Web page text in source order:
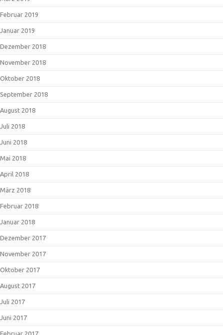
Februar 2019
Januar 2019
Dezember 2018
November 2018
Oktober 2018
September 2018
August 2018
Juli 2018
Juni 2018
Mai 2018
April 2018
März 2018
Februar 2018
Januar 2018
Dezember 2017
November 2017
Oktober 2017
August 2017
Juli 2017
Juni 2017
Februar 2017